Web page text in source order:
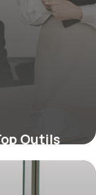
Outils